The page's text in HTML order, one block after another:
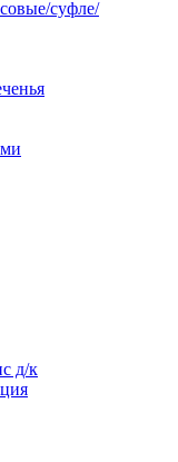
суфле/
д/к